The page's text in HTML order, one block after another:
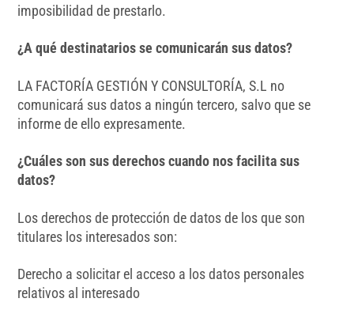
imposibilidad de prestarlo.
¿A qué destinatarios se comunicarán sus datos?
LA FACTORÍA GESTIÓN Y CONSULTORÍA, S.L no
comunicará sus datos a ningún tercero, salvo que se
informe de ello expresamente.
¿Cuáles son sus derechos cuando nos facilita sus
datos?
Los derechos de protección de datos de los que son
titulares los interesados son:
Derecho a solicitar el acceso a los datos personales
relativos al interesado